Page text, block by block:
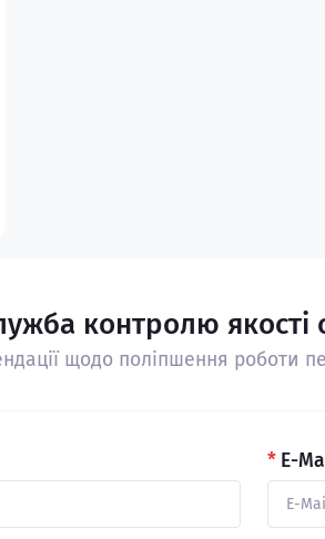
контролю якості
щодо поліпшення роботи
* E-